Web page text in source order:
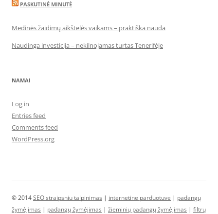
PASKUTINĖ MINUTĖ
Medinės žaidimų aikštelės vaikams – praktiška nauda
Naudinga investicija – nekilnojamas turtas Tenerifėje
NAMAI
Log in
Entries feed
Comments feed
WordPress.org
© 2014SEO straipsniu talpinimas | internetine parduotuve | padangų
žymėjimas | padangų žymėjimas | žieminių padangų žymėjimas | filtrų